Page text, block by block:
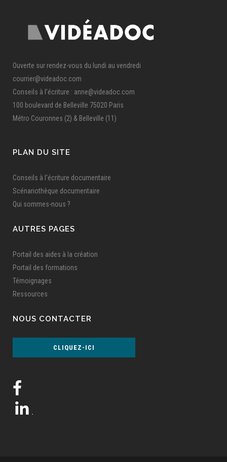
Ouverte sur rendez-vous du lundi au vendredi
courrier@videadoc.com
Conseils à l’écriture : anne@videadoc.com
100 boulevard de Belleville 75020 Paris
Métro Couronnes (2) & Belleville (11)
PLAN DU SITE
Conseils à l'écriture documentaire
Scénariothèque documentaire
Qui sommes-nous ?
AUTRES PAGES
Portail des aides à la création
Portail des formations
Témoignages
Ressources
NOUS CONTACTER
CLIQUEZ-ICI